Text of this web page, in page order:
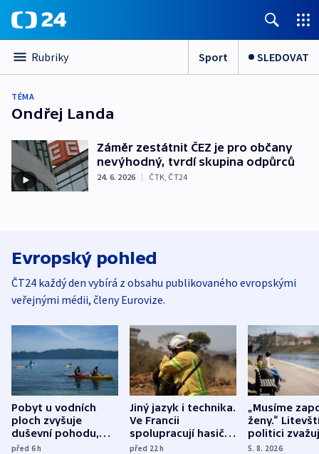
Rubriky Sport SLEDOVAT
TÉMA
Ondřej Landa
Záměr zestátnit ČEZ je pro občany
nevýhodný, tvrdí skupina odpůrců
24. 6. 2026 | ČTK, ČT24
Evropský pohled
ČT24 každý den vybírá z obsahu publikovaného evropskými
veřejnými médii, členy Eurovize.
Pobyt u vodních
ploch zvyšuje
duševní pohodu,
ukázala
před 6h
Jiný jazyk i technika.
Ve Francii
spolupracují hasiči z
různých zemí
před 22h
„Musíme
ženy.“
politici
dohodu o
5. 8. 2026